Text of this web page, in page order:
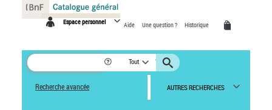
Espace personnel Aide Une question ? Historique
Tout
Recherche avancée AUTRES RECHERCHES
Panneau de gestion des cookies